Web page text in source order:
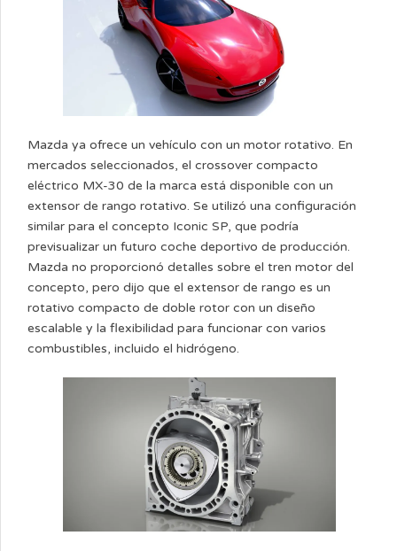
Mazda ya ofrece un vehículo con un motor rotativo. En
mercados seleccionados, el crossover compacto
eléctrico MX-30 de la marca está disponible con un
extensor de rango rotativo. Se utilizó una configuración
similar para el concepto Iconic SP, que podría
previsualizar un futuro coche deportivo de producción.
Mazda no proporcionó detalles sobre el tren motor del
concepto, pero dijo que el extensor de rango es un
rotativo compacto de doble rotor con un diseño
escalable y la flexibilidad para funcionar con varios
combustibles, incluido el hidrógeno.